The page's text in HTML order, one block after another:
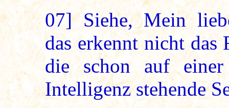
07]Siehe, Mein
das erkennt nicht das
die schon auf
Intelligenz stehende